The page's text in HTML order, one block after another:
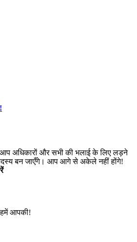
अधिकारों और सभी की भलाई के लिए लड़ने
बन जाएँगे। आप आगे से अकेले नहीं होंगे!
आपकी!